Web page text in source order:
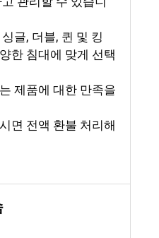
글, 더블, 퀸 및 킹
한 침대에 맞게 선택
제품에 대한 만족을
면 전액 환불 처리해